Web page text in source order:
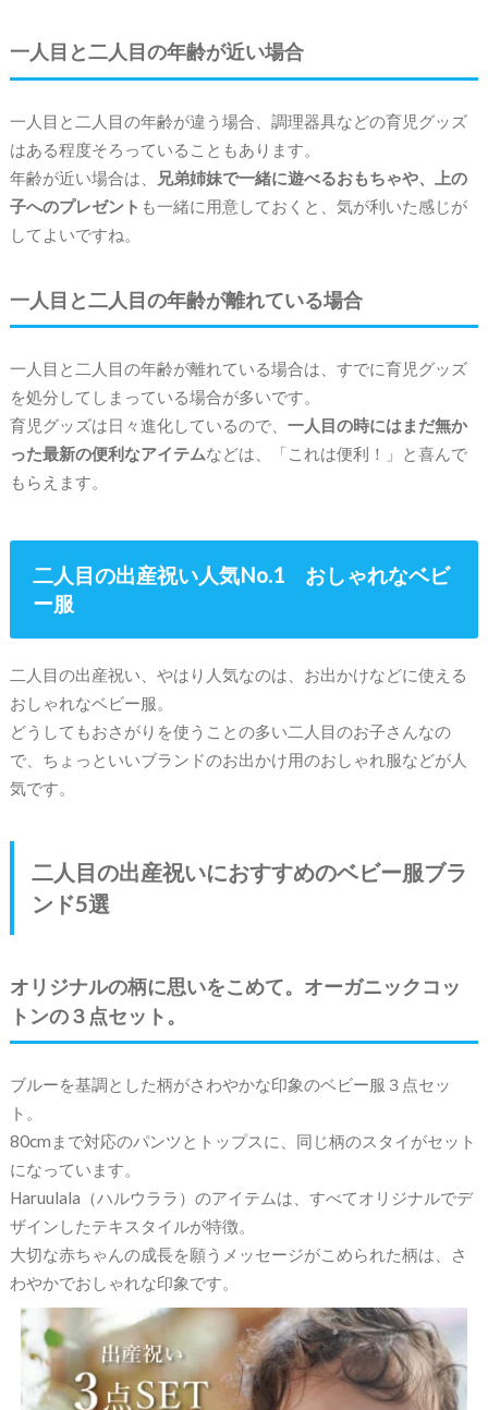
一人目と二人目の年齢が近い場合
一人目と二人目の年齢が違う場合、調理器具などの育児グッズ
はある程度そろっていることもあります。
年齢が近い場合は、
兄弟姉妹で一緒に遊べるおもちゃや、上の
子へのプレゼント も一緒に用意しておくと、気が利いた感じが
してよいですね。
一人目と二人目の年齢が離れている場合
一人目と二人目の年齢が離れている場合は、すでに育児グッズ
を処分してしまっている場合が多いです。
育児グッズは日々進化しているので、 一人目の時にはまだ無か
った最新の便利なアイテムなどは、「これは便利！」と喜んで
もらえます。
二人目の出産祝い人気No.1 おしゃれなベビ
ー服
二人目の出産祝い、やはり人気なのは、お出かけなどに使える
おしゃれなベビー服。
どうしてもおさがりを使うことの多い二人目のお子さんなの
で、ちょっといいブランドのお出かけ用のおしゃれ服などが人
気です。
二人目の出産祝いにおすすめのベビー服ブラ
ンド5選
オリジナルの柄に思いをこめて。オーガニックコッ
トンの３点セット。
ブルーを基調とした柄がさわやかな印象のベビー服３点セッ
ト。
80cmまで対応のパンツとトップスに、同じ柄のスタイがセット
になっています。
Haruulala（ハルウララ）のアイテムは、すべてオリジナルでデ
ザインしたテキスタイルが特徴。
大切な赤ちゃんの成長を願うメッセージがこめられた柄は、さ
わやかでおしゃれな印象です。